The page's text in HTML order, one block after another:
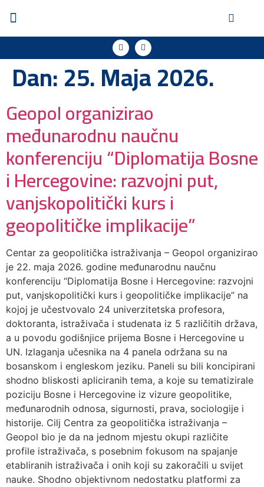
Dan:25. Maja 2026.
Geopol organizirao
međunarodnu naučnu
konferenciju “Diplomatija Bosne
i Hercegovine: razvojni put,
vanjskopolitički kurs i
geopolitičke implikacije”
Centar za geopolitička istraživanja – Geopol organizirao
je 22. maja 2026. godine međunarodnu naučnu
konferenciju “Diplomatija Bosne i Hercegovine: razvojni
put, vanjskopolitički kurs i geopolitičke implikacije” na
kojoj je učestvovalo 24 univerzitetska profesora,
doktoranta, istraživača i studenata iz 5 različitih država,
a u povodu godišnjice prijema Bosne i Hercegovine u
UN. Izlaganja učesnika na 4 panela održana su na
bosanskom i engleskom jeziku. Paneli su bili koncipirani
shodno bliskosti apliciranih tema, a koje su tematizirale
poziciju Bosne i Hercegovine iz vizure geopolitike,
međunarodnih odnosa, sigurnosti, prava, sociologije i
historije. Cilj Centra za geopolitička istraživanja –
Geopol bio je da na jednom mjestu okupi različite
profile istraživača, s posebnim fokusom na spajanje
etabliranih istraživača i onih koji su zakoračili u svijet
nauke. Shodno objektivnom nedostatku platformi za